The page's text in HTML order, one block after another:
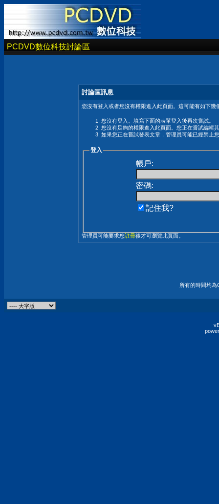
PCDVD數位科技討論區
討論區訊息
您沒有登入或者您沒有權限進入此頁面。這可能有如下幾
您沒有登入。填寫下面的表單登入後再次嘗試。
您沒有足夠的權限進入此頁面。您正在嘗試編輯
如果您正在嘗試發表文章，管理員可能已經禁止
登入
帳戶:
密碼:
記住我?
管理員可能要求您註冊後才可瀏覽此頁面。
所有的時間均為